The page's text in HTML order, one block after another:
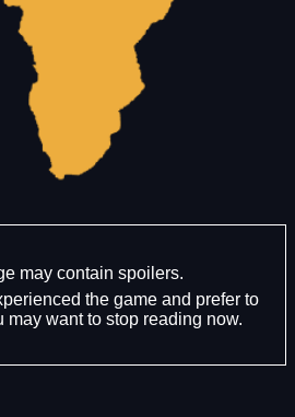
may contain spoilers.
the game and prefer to
may want to stop reading now.